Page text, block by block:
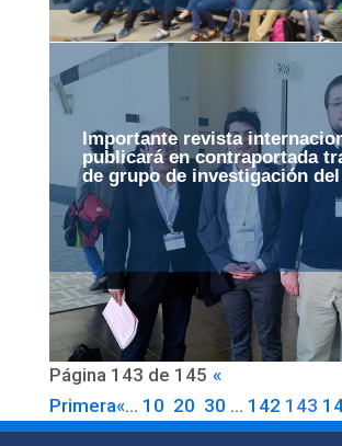
Importante revista
publicará en contraportada
de grupo de investigación del
Página 143 de 145 «
Primera«... 10 20 30 ... 142 143